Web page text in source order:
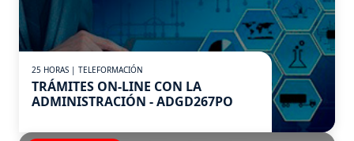
25 HORAS | TELEFORMACIÓN
TRÁMITES ON-LINE CON LA
ADMINISTRACIÓN - ADGD267PO